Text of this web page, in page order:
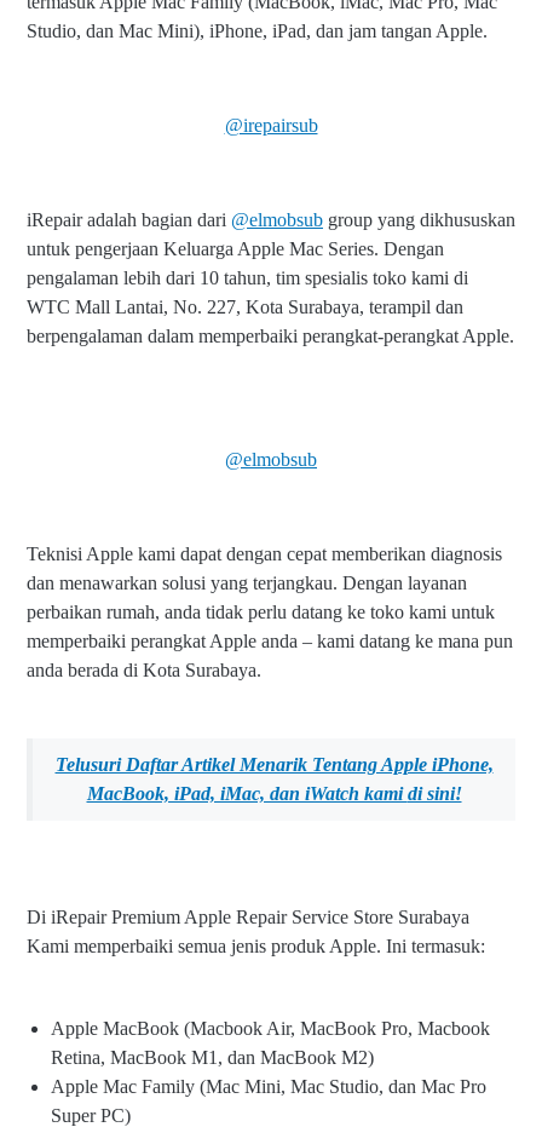
Studio, dan Mac Mini), iPhone, iPad, dan jam tangan Apple.
@irepairsub
iRepair adalah bagian dari @elmobsub group yang dikhususkan
untuk pengerjaan Keluarga Apple Mac Series. Dengan
pengalaman lebih dari 10 tahun, tim spesialis toko kami di
WTC Mall Lantai, No. 227, Kota Surabaya, terampil dan
berpengalaman dalam memperbaiki perangkat-perangkat Apple.
@elmobsub
Teknisi Apple kami dapat dengan cepat memberikan diagnosis
dan menawarkan solusi yang terjangkau. Dengan layanan
perbaikan rumah, anda tidak perlu datang ke toko kami untuk
memperbaiki perangkat Apple anda – kami datang ke mana pun
anda berada di Kota Surabaya.
Telusuri Daftar Artikel Menarik Tentang Apple iPhone,
MacBook, iPad, iMac, dan iWatch kamidi sini!
Di iRepair Premium Apple Repair Service Store Surabaya
Kami memperbaiki semua jenis produk Apple. Ini termasuk:
Apple MacBook (Macbook Air, MacBook Pro, Macbook
Retina, MacBook M1, dan MacBook M2)
Apple Mac Family (Mac Mini, Mac Studio, dan Mac Pro
Super PC)